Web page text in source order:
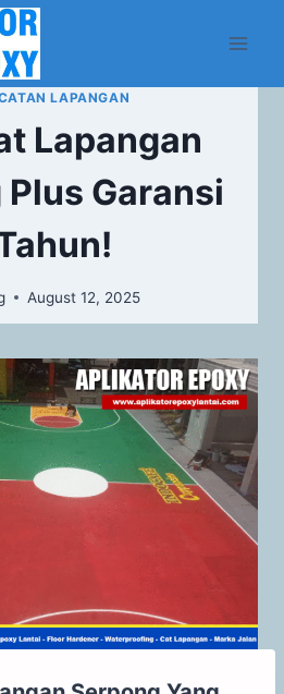
LAPANGAN
Lapangan
Garansi
August 12, 2025